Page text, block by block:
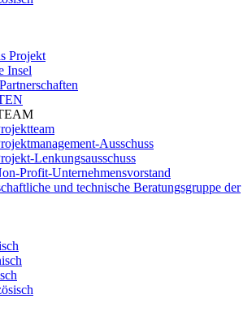
Projekt
Insel
Ausschuss
Lenkungsausschuss
Profit-Unternehmensvorstand
und technische Beratungsgruppe der